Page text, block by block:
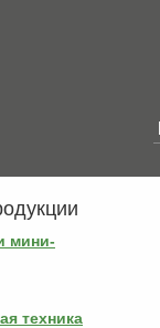
мини-
техника